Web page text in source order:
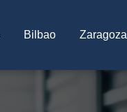
Bilbao Zaragoza